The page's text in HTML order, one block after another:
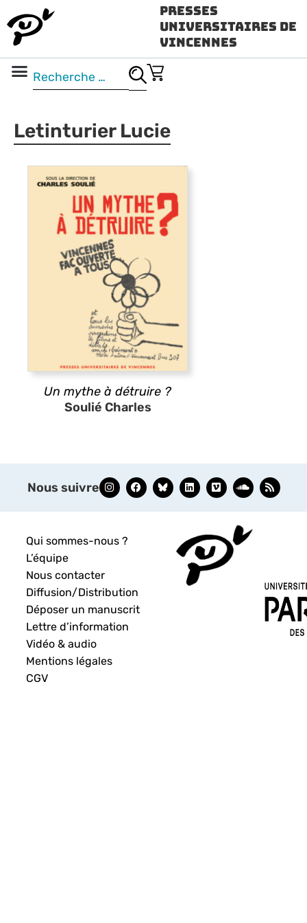
Presses
Universitaires de
Vincennes
Letinturier Lucie
Un mythe à détruire ?
Soulié Charles
Nous suivre
Qui sommes-nous ?
L’équipe
Nous contacter
Diffusion/Distribution
Déposer un manuscrit
Lettre d’information
Vidéo & audio
Mentions légales
CGV